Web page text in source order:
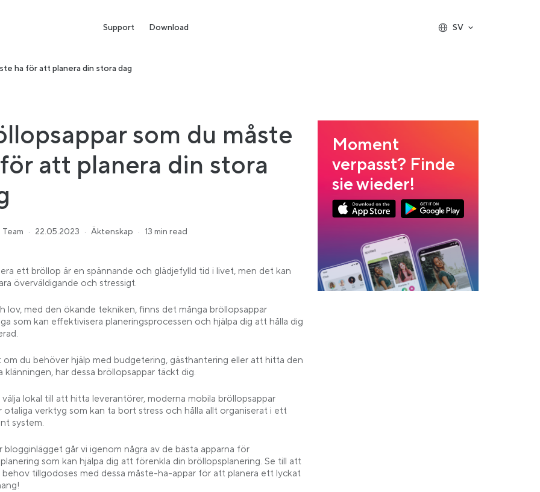
Support Download SV
ha för att planera din stora dag
som du måste
att planera din stora
· 22.05.2023 · Äktenskap · 13 min read
ett bröllop är en spännande och glädjefylld tid i livet, men det kan
överväldigande och stressigt.
lov, med den ökande tekniken, finns det många bröllopsappar
som kan effektivisera planeringsprocessen och hjälpa dig att hålla dig
om du behöver hjälp med budgetering, gästhantering eller att hitta den
klänningen, har dessa bröllopsappar täckt dig.
välja lokal till att hitta leverantörer, moderna mobila bröllopsappar
otaliga verktyg som kan ta bort stress och hålla allt organiserat i ett
system.
blogginlägget går vi igenom några av de bästa apparna för
som kan hjälpa dig att förenkla din bröllopsplanering. Se till att
behov tillgodoses med dessa måste-ha-appar för att planera ett lyckat
Moment
verpasst? Finde
sie wieder!
Link opens in a new tabLink opens in a new tab